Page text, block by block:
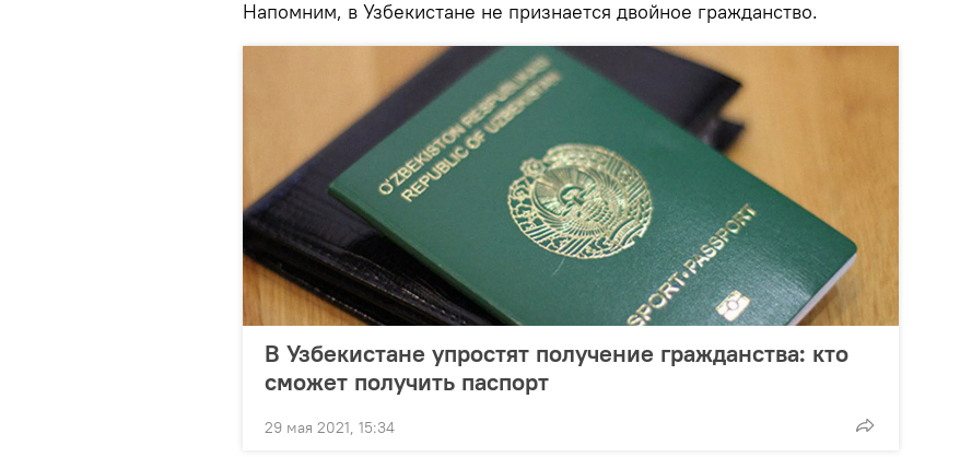
Напомним, в Узбекистане не признается двойное гражданство.
В Узбекистане упростят получение гражданства: кто
сможет получить паспорт
29 мая 2021, 15:34